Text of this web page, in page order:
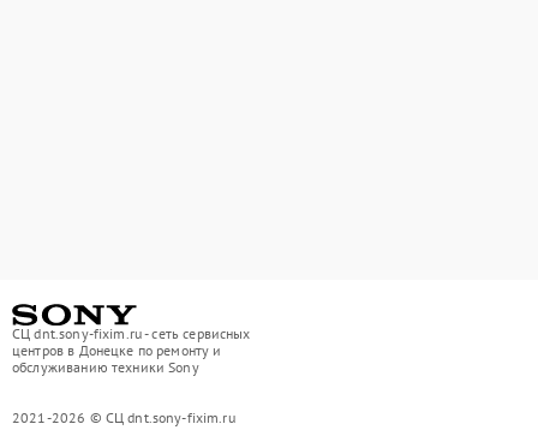
СЦ dnt.sony-fixim.ru - сеть сервисных
центров в Донецке по ремонту и
обслуживанию техники Sony
2021-2026 © СЦ dnt.sony-fixim.ru